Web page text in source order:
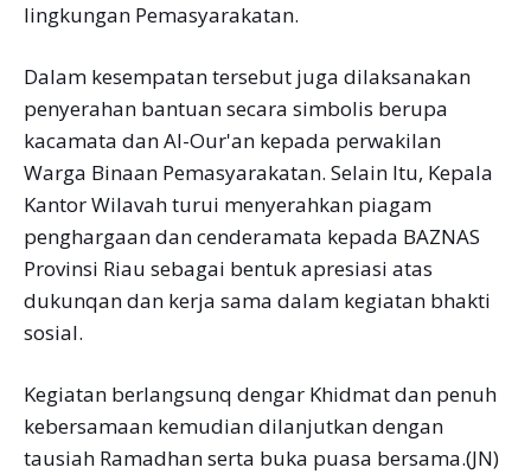
lingkungan Pemasyarakatan.
Dalam kesempatan tersebut juga dilaksanakan
penyerahan bantuan secara simbolis berupa
kacamata dan Al-Our'an kepada perwakilan
Warga Binaan Pemasyarakatan. Selain Itu, Kepala
Kantor Wilavah turui menyerahkan piagam
penghargaan dan cenderamata kepada BAZNAS
Provinsi Riau sebagai bentuk apresiasi atas
dukunqan dan kerja sama dalam kegiatan bhakti
sosial.
Kegiatan berlangsunq dengar Khidmat dan penuh
kebersamaan kemudian dilanjutkan dengan
tausiah Ramadhan serta buka puasa bersama.(JN)